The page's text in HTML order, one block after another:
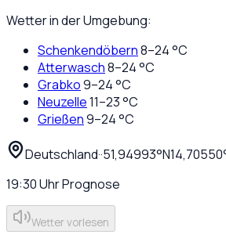
Wetter in der Umgebung:
Schenkendöbern8–24°C
Atterwasch8–24°C
Grabko9–24°C
Neuzelle11–23°C
Grießen9–24°C
Deutschland··51,94993°N14,70550
19:30UhrPrognose
Wetter vorlesen